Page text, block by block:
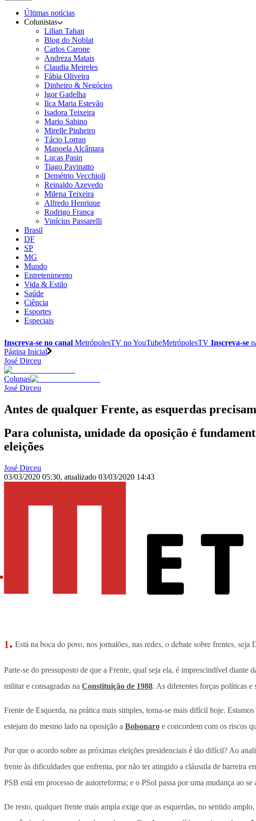
Últimas notícias
Colunistas
Lilian Tahan
Blog do Noblat
Carlos Carone
Andreza Matais
Claudia Meireles
Fábia Oliveira
Dinheiro & Negócios
Igor Gadelha
Ilca Maria Estevão
Isadora Teixeira
Mario Sabino
Mirelle Pinheiro
Tácio Lorran
Manoela Alcântara
Lucas Pasin
Tiago Pavinatto
Demétrio Vecchioli
Reinaldo Azevedo
Milena Teixeira
Alfredo Henrique
Rodrigo França
Vinícius Passarelli
Brasil
DF
SP
MG
Mundo
Entretenimento
Vida & Estilo
Saúde
Ciência
Esportes
Especiais
Inscreva-se no canal MetrópolesTV noYouTubeMetrópolesTV Inscreva-se
Página Inicial
José Dirceu
Colunas
José Dirceu
Antes de qualquer Frente, as esquerdas
Para colunista, unidade da oposição é
eleições
José Dirceu
03/03/2020 05:30, atualizado 03/03/2020 14:43
Está na boca do povo, nos jornalões, nas redes, o debate sobre frentes,
Parte-se do pressuposto de que a Frente, qual seja ela, é imprescindível diante
militar e consagradas na Constituição de 1988. As diferentes forças políticas
Frente de Esquerda, na prática mais simples, torna-se mais difícil hoje.
estejam do mesmo lado na oposição a Bolsonaro e concordem com os riscos
Por que o acordo sobre as próximas eleições presidenciais é tão difícil? Ao
frente às dificuldades que enfrenta, por não ter atingido a cláusula de barreira
PSB está em processo de autorreforma; e o PSol passa por uma mudança ao
De resto, qualquer frente mais ampla exige que as esquerdas, no sentido